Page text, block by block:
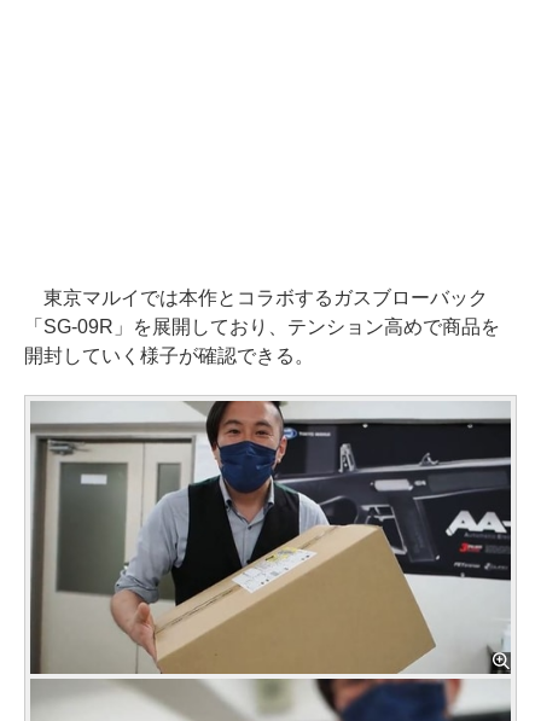
東京マルイでは本作とコラボするガスブローバック
「SG-09R」を展開しており、テンション高めで商品を
開封していく様子が確認できる。